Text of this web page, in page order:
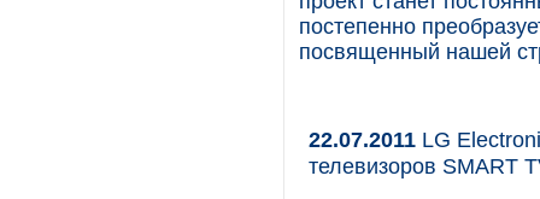
постепенно
посвященный нашей
22.07.2011 LG
телевизоров SMART